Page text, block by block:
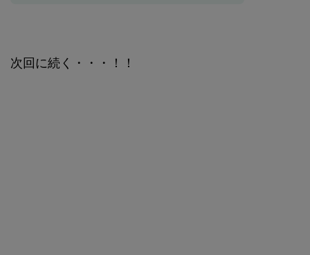
次回に続く・・・！！